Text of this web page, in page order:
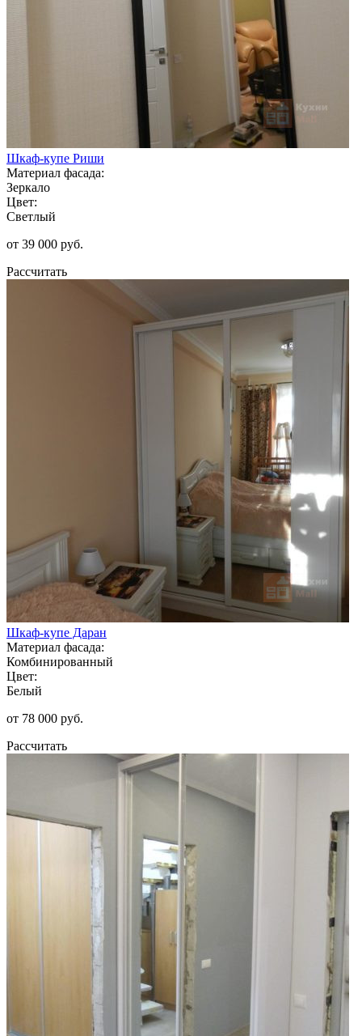
Шкаф-купе Риши
Материал фасада:
Зеркало
Цвет:
Светлый
от 39 000 руб.
Рассчитать
Шкаф-купе Даран
Материал фасада:
Комбинированный
Цвет:
Белый
от 78 000 руб.
Рассчитать